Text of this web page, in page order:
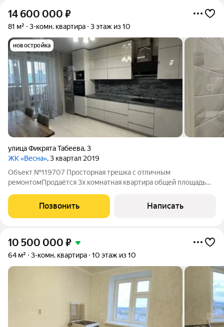
14 600 000 ₽
81 м² 3-комн. квартира 3 этаж из 10
новостройка
улица Фикрята Табеева,3
ЖК «Весна», 3 квартал 2019
Объект №119707 Просторная трешка с отличным
ремонтомПродаётся 3х комнатная квартира общей площадью
10.4 кв.м., 14.3 кв. м., 15.9 кв. м.Рядом расположены Лицей 185,
95. Три детских сада, взрослая
Позвонить Написать
10 500 000 ₽
64 м² 3-комн. квартира 10 этаж из 10